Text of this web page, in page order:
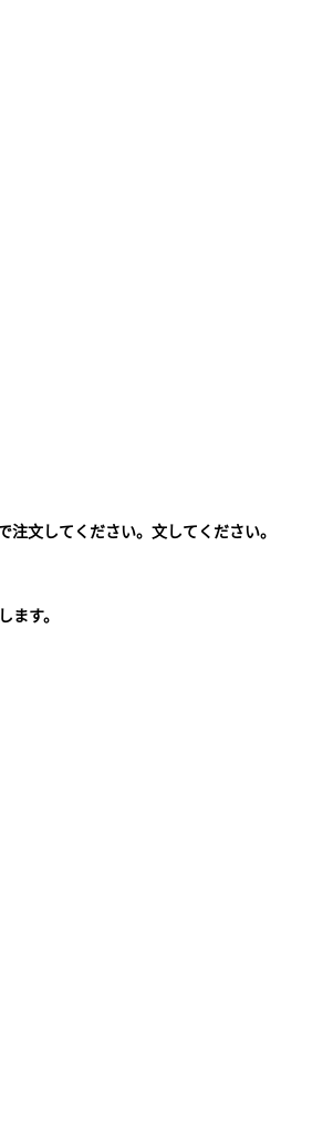
注文してください。文してください。
ます。